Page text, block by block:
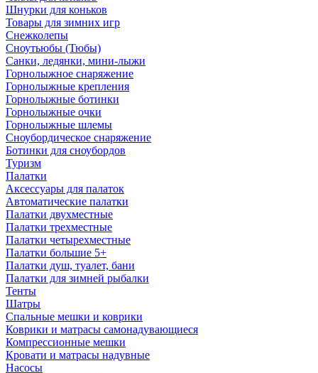
Шнурки для коньков
Товары для зимних игр
Снежколепы
Сноутьюбы (Тюбы)
Санки, ледянки, мини-лыжи
Горнолыжное снаряжение
Горнолыжные крепления
Горнолыжные ботинки
Горнолыжные очки
Горнолыжные шлемы
Сноубордическое снаряжение
Ботинки для сноубордов
Туризм
Палатки
Аксессуары для палаток
Автоматические палатки
Палатки двухместные
Палатки трехместные
Палатки четырехместные
Палатки большие 5+
Палатки душ, туалет, бани
Палатки для зимней рыбалки
Тенты
Шатры
Спальные мешки и коврики
Коврики и матрасы самонадувающиеся
Компрессионные мешки
Кровати и матрасы надувные
Насосы